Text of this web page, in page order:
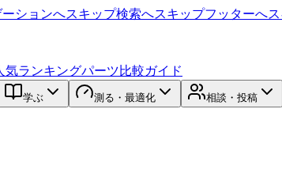
ションへスキップ検索へスキップフッターへ
気ランキングパーツ比較ガイド
学ぶ 測る・最適化 相談・投稿